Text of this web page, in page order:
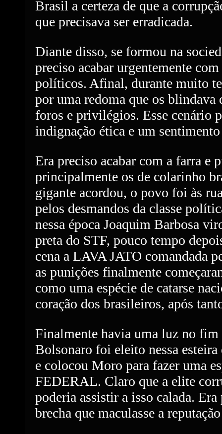
Brasil a certeza de que a
que precisava ser erradicada.
Diante disso, se formou na
preciso acabar urgentemente
políticos. Afinal, durante muito
por uma redoma que os blindava
foros e privilégios. Esse cenário
indignação ética e um
Era preciso acabar com a farra e
principalmente os de colarinho
gigante acordou, o povo foi às
pelos desmandos da classe
nessa época Joaquim Barbosa
preta do STF, pouco tempo
cena a LAVA JATO comandada
as punições finalmente
como uma espécie de catarse
coração dos brasileiros, após
Finalmente havia uma luz no
Bolsonaro foi eleito nessa
e colocou Moro para fazer uma
FEDERAL. Claro que a elite
poderia assistir a isso calada.
brecha que maculasse a